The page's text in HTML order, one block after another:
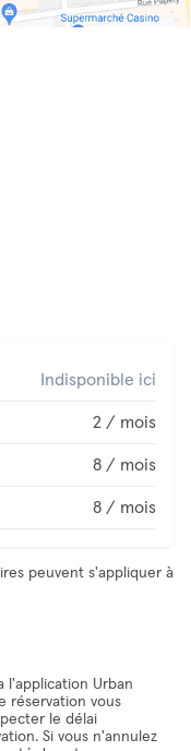
Indisponible ici
2 / mois
8 / mois
8 / mois
peuvent s'appliquer à
l'application Urban
réservation vous
le délai
Si vous n'annulez